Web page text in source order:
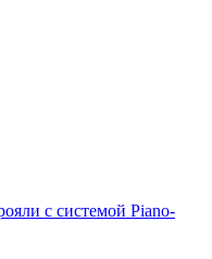
с системой Piano-